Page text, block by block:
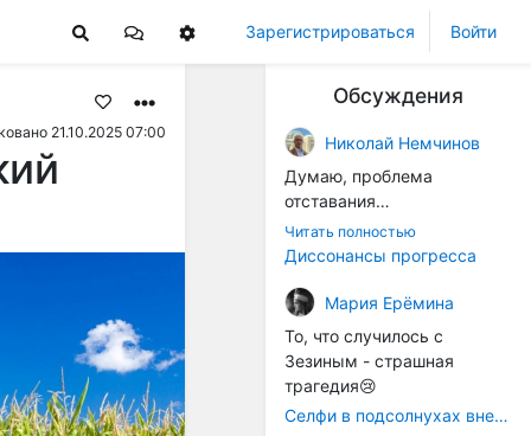
Зарегистрироваться Войти
21.10.2025 07:00
Обсуждения
Николай Немчинов
Думаю, проблема
отставания
технологичности
оборудования в
окажется связана с
кадрами. Их надо будет
все больше, чтобы
затыкать
образовывающиеся
технологические дыры. И
Читать полностью
Диссонансы прогресса
Мария Ерёмина
То, что случилось с
Зезиным - страшная
трагедия😢
Селфи в подсолнухах вне закона: За проникновение на сельхозземли без разрешения хотят штрафовать